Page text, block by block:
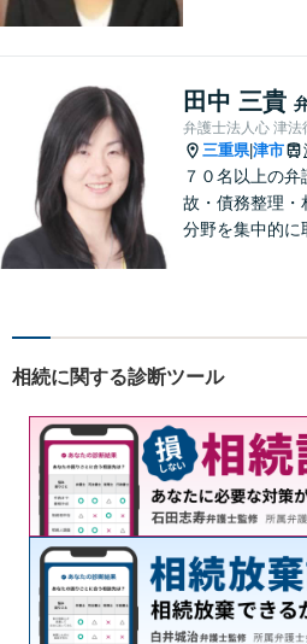
田中 三貴
弁護士法人心 津法
三重県|津市
７０名以上の
故・債務整理・
分野を集中的に
できるよう努め
相続に関する診断ツール